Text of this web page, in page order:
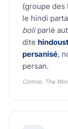
(groupe des
le hindi
boliparlé
dite
persanisé,
persan.
Comrie, The